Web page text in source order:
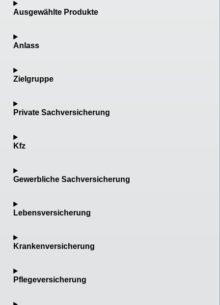
Ausgewählte Produkte
Anlass
Zielgruppe
Private Sachversicherung
Kfz
Gewerbliche Sachversicherung
Lebensversicherung
Krankenversicherung
Pflegeversicherung